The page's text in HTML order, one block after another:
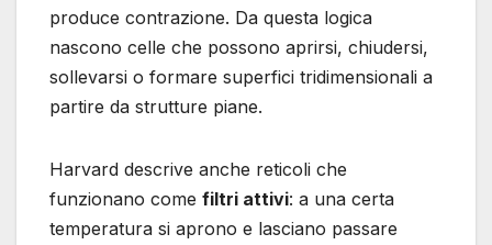
produce contrazione. Da questa logica
nascono celle che possono aprirsi, chiudersi,
sollevarsi o formare superfici tridimensionali a
partire da strutture piane.
Harvard descrive anche reticoli che
funzionano come filtri attivi: a una certa
temperatura si aprono e lasciano passare